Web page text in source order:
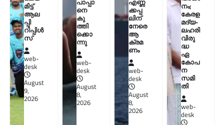
മിട്ട്
ആല
പ്പി
റിപ്പിൾ
സ്
web-
desk
August
9,
2026
നെ
കു
ത്തി
ക്കൊ
ന്നു
web-
desk
August
8,
2026
ക്കപ്പ
ലിന്
നേരെ
ആ
ക്രമ
ണം
web-
desk
August
8,
2026
നം;
കേരള
മദ്യ-
ലഹരി
വിരു
ദ്ധ
ഏ
കോപ
ന
സമി
തി
web-
desk